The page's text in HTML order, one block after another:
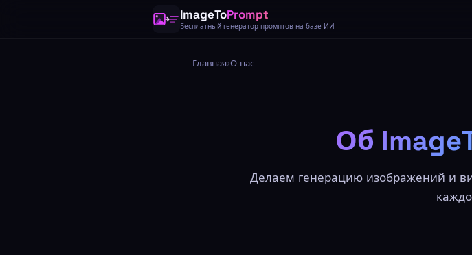
ImageToPrompt
Бесплатный генератор промптов на базе ИИ
Главная›О нас
Об
Делаем генерацию изображений и